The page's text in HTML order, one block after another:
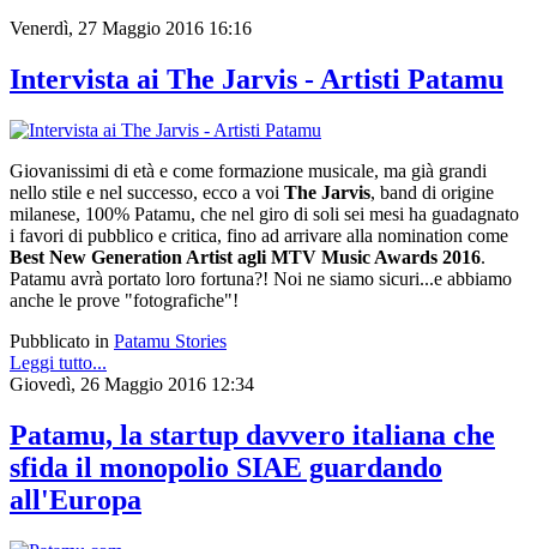
Venerdì, 27 Maggio 2016 16:16
Intervista ai The Jarvis - Artisti Patamu
Giovanissimi di età e come formazione musicale, ma già grandi
nello stile e nel successo, ecco a voi The Jarvis, band di origine
milanese, 100% Patamu, che nel giro di soli sei mesi ha guadagnato
i favori di pubblico e critica, fino ad arrivare alla nomination come
Best New Generation Artist agli MTV Music Awards 2016.
Patamu avrà portato loro fortuna?! Noi ne siamo sicuri...e abbiamo
anche le prove "fotografiche"!
Pubblicato in Patamu Stories
Leggi tutto...
Giovedì, 26 Maggio 2016 12:34
Patamu, la startup davvero italiana che
sfida il monopolio SIAE guardando
all'Europa